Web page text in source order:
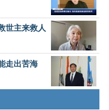
世主来救人
走出苦海